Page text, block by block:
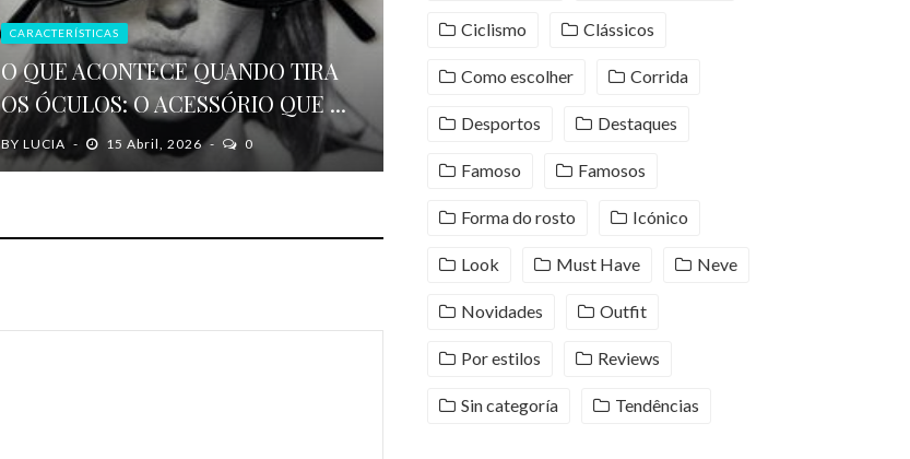
CARACTERÍSTICAS
O QUE ACONTECE QUANDO TIRA
OS ÓCULOS: O ACESSÓRIO QUE ...
BYLUCIA 15 Abril, 2026 0
Ciclismo Clássicos
Como escolher Corrida
Desportos Destaques
Famoso Famosos
Forma do rosto Icónico
Look Must Have Neve
Novidades Outfit
Por estilos Reviews
Sin categoría Tendências